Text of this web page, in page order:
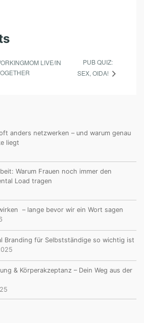
LIVE/IN
PUB QUIZ:
SEX, OIDA!
anders netzwerken – und warum genau
liegt
Warum Frauen noch immer den
Load tragen
– lange bevor wir ein Wort sagen
Branding für Selbstständige so wichtig ist
& Körperakzeptanz – Dein Weg aus der